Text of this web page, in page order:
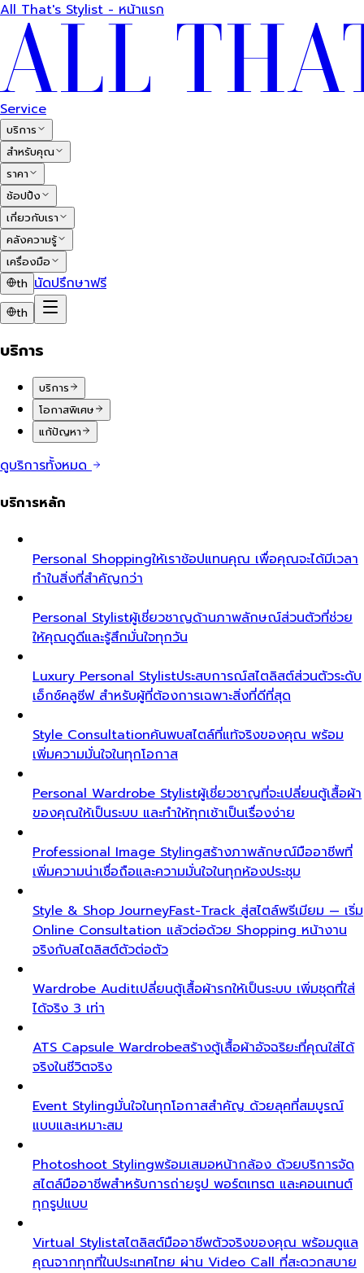
All That's Stylist - หน้าแรก
Service
บริการ
สำหรับคุณ
ราคา
ช้อปปิ้ง
เกี่ยวกับเรา
คลังความรู้
เครื่องมือ
th นัดปรึกษาฟรี
th
บริการ
บริการ
โอกาสพิเศษ
แก้ปัญหา
ดูบริการทั้งหมด
บริการหลัก
Personal Shoppingให้เราช้อปแทนคุณ เพื่อคุณจะได้มีเวลา
ทำในสิ่งที่สำคัญกว่า
Personal Stylistผู้เชี่ยวชาญด้านภาพลักษณ์ส่วนตัวที่ช่วย
ให้คุณดูดีและรู้สึกมั่นใจทุกวัน
Luxury Personal Stylistประสบการณ์สไตลิสต์ส่วนตัวระดับ
เอ็กซ์คลูซีฟ สำหรับผู้ที่ต้องการเฉพาะสิ่งที่ดีที่สุด
Style Consultationค้นพบสไตล์ที่แท้จริงของคุณ พร้อม
เพิ่มความมั่นใจในทุกโอกาส
Personal Wardrobe Stylistผู้เชี่ยวชาญที่จะเปลี่ยนตู้เสื้อผ้า
ของคุณให้เป็นระบบ และทำให้ทุกเช้าเป็นเรื่องง่าย
Professional Image Stylingสร้างภาพลักษณ์มืออาชีพที่
เพิ่มความน่าเชื่อถือและความมั่นใจในทุกห้องประชุม
Style & Shop JourneyFast-Track สู่สไตล์พรีเมียม — เริ่ม
Online Consultation แล้วต่อด้วย Shopping หน้างาน
จริงกับสไตลิสต์ตัวต่อตัว
Wardrobe Auditเปลี่ยนตู้เสื้อผ้ารกให้เป็นระบบ เพิ่มชุดที่ใส่
ได้จริง 3 เท่า
ATS Capsule Wardrobeสร้างตู้เสื้อผ้าอัจฉริยะที่คุณใส่ได้
จริงในชีวิตจริง
Event Stylingมั่นใจในทุกโอกาสสำคัญ ด้วยลุคที่สมบูรณ์
แบบและเหมาะสม
Photoshoot Stylingพร้อมเสมอหน้ากล้อง ด้วยบริการจัด
สไตล์มืออาชีพสำหรับการถ่ายรูป พอร์ตเทรต และคอนเทนต์
ทุกรูปแบบ
Virtual Stylistสไตลิสต์มืออาชีพตัวจริงของคุณ พร้อมดูแล
คุณจากทุกที่ในประเทศไทย ผ่าน Video Call ที่สะดวกสบาย